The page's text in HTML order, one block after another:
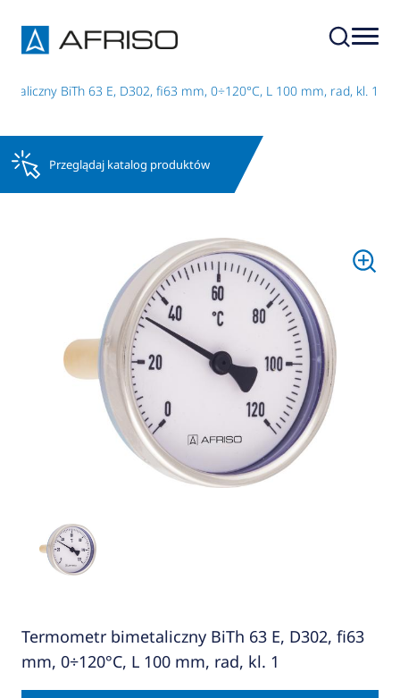
BiTh 63 E, D302, fi63 mm, 0÷120°C, L 100 mm, rad, kl. 1
Przeglądaj katalog produktów
Termometr bimetaliczny BiTh 63 E, D302, fi63
mm, 0÷120°C, L 100 mm, rad, kl. 1